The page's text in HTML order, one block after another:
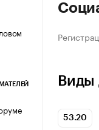
Виды
53.20